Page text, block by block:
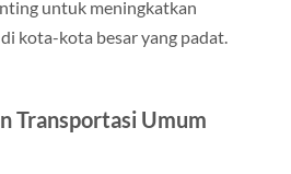
untuk meningkatkan
kota-kota besar yang padat.
Transportasi Umum